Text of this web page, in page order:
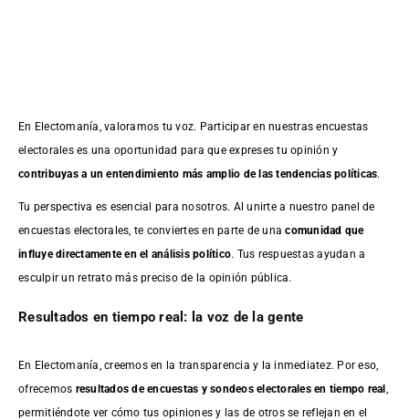
En Electomanía, valoramos tu voz. Participar en nuestras encuestas
electorales es una oportunidad para que expreses tu opinión y
contribuyas a un entendimiento más amplio de las tendencias políticas.
Tu perspectiva es esencial para nosotros. Al unirte a nuestro panel de
encuestas electorales, te conviertes en parte de unacomunidad que
influye directamente en el análisis político. Tus respuestas ayudan a
esculpir un retrato más preciso de la opinión pública.
Resultados en tiempo real: la voz de la gente
En Electomanía, creemos en la transparencia y la inmediatez. Por eso,
ofrecemos resultados deencuestas y sondeos electorales en tiempo real
permitiéndote ver cómo tus opiniones y las de otros se reflejan en el